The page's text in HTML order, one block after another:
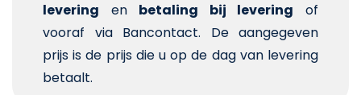
levering en betaling bij levering of
vooraf via Bancontact. De aangegeven
prijs is de prijs die u op de dag van levering
betaalt.